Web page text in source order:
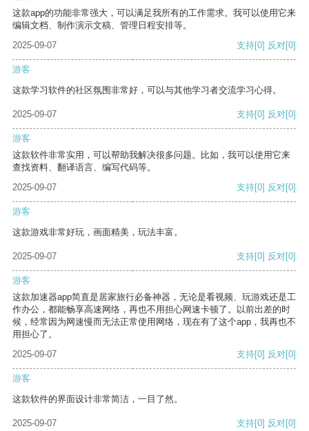
这款app的功能非常强大，可以满足我所有的工作需求。我可以使用它来
编辑文档、制作演示文稿、管理日程安排等。
2025-09-07
支持[0] 反对[0]
游客
这款学习软件的社区氛围非常好，可以与其他学习者交流学习心得。
2025-09-07 支持[0] 反对[0]
游客
这款软件非常实用，可以帮助我解决很多问题。比如，我可以使用它来
查找资料、翻译语言、编写代码等。
2025-09-07
支持[0] 反对[0]
游客
这款游戏非常好玩，画面精美，玩法丰富。
2025-09-07 支持[0] 反对[0]
游客
这款加速器app简直是居家旅行必备神器，无论是看视频、玩游戏还是工
作办公，都能畅享高速网络，再也不用担心网速卡顿了。以前出差的时
候，经常因为网速慢而无法正常使用网络，现在有了这个app，我再也不
用担心了。
2025-09-07
支持[0] 反对[0]
游客
这款软件的界面设计非常简洁，一目了然。
2025-09-07 支持[0] 反对[0]